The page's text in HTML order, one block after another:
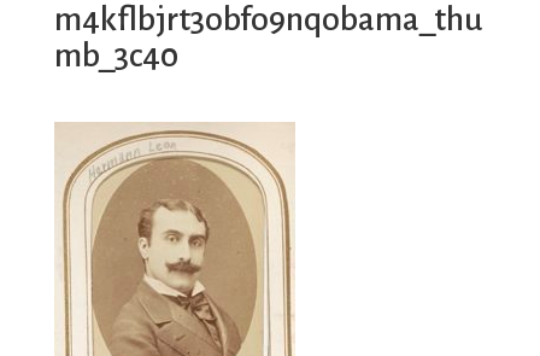
m4kflbjrt3obfo9nqobama_thu
mb_3c40